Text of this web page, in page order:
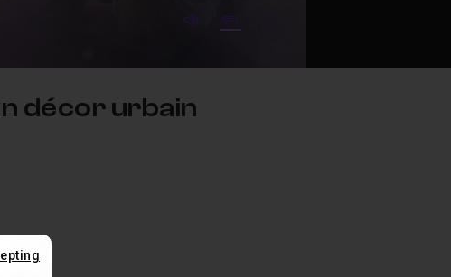
mute video
SubtitlesFullscreen
décor urbain